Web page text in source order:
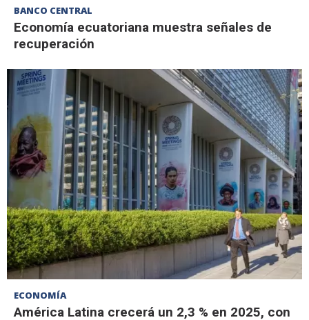
BANCO CENTRAL
Economía ecuatoriana muestra señales de
recuperación
ECONOMÍA
América Latina crecerá un 2,3 % en 2025, con